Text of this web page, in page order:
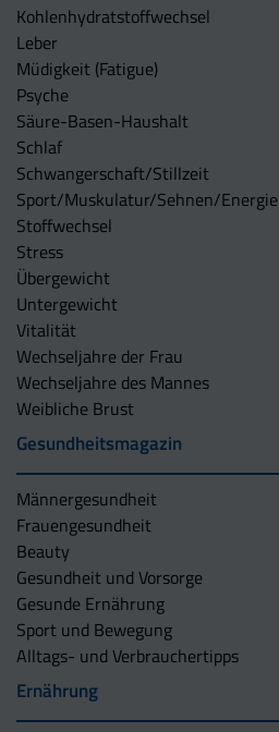
Kohlenhydratstoffwechsel
Leber
Müdigkeit (Fatigue)
Psyche
Säure-Basen-Haushalt
Schlaf
Schwangerschaft/Stillzeit
Sport/Muskulatur/Sehnen/Energie
Stoffwechsel
Stress
Übergewicht
Untergewicht
Vitalität
Wechseljahre der Frau
Wechseljahre des Mannes
Weibliche Brust
Gesundheitsmagazin
Männergesundheit
Frauengesundheit
Beauty
Gesundheit und Vorsorge
Gesunde Ernährung
Sport und Bewegung
Alltags- und Verbrauchertipps
Ernährung